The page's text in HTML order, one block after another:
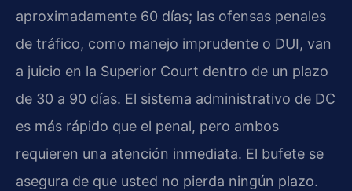
aproximadamente 60 días; las ofensas penales
de tráfico, como manejo imprudente o DUI, van
a juicio en la Superior Court dentro de un plazo
de 30 a 90 días. El sistema administrativo de DC
es más rápido que el penal, pero ambos
requieren una atención inmediata. El bufete se
asegura de que usted no pierda ningún plazo.